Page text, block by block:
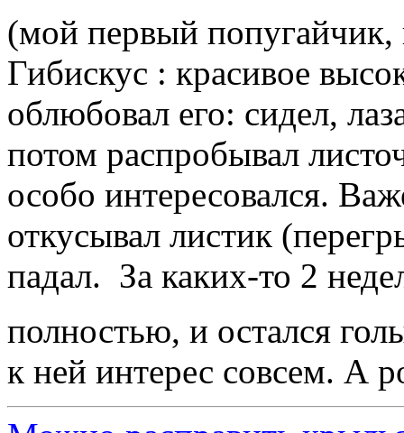
(мой первый попугайчик,
Гибискус : красивое
облюбовал его: сидел,
потом распробывал
особо интересовался.
откусывал листик
падал. За каких-то 2
полностью, и остался
к ней интерес совсем. А